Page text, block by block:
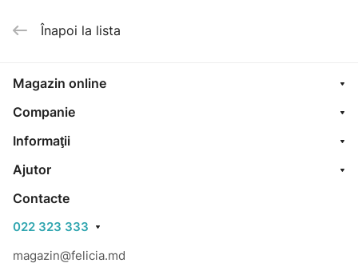
Înapoi la lista
Magazin online
Companie
Informaţii
Ajutor
Contacte
022 323 333
magazin@felicia.md